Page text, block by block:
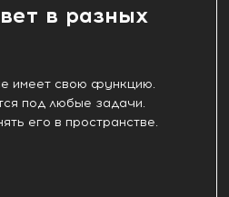
в разных
имеет свою функцию.
под любые задачи.
его в пространстве.